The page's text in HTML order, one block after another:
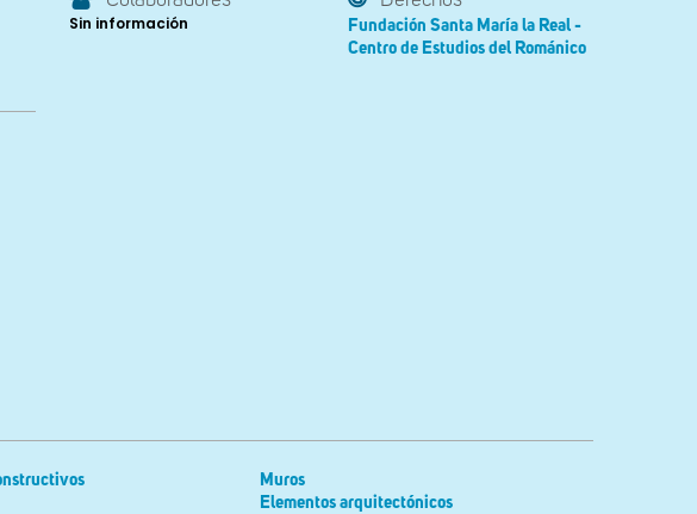
Sin información
Fundación Santa María la Real -
Centro de Estudios del Románico
Muros
Elementos arquitectónicos